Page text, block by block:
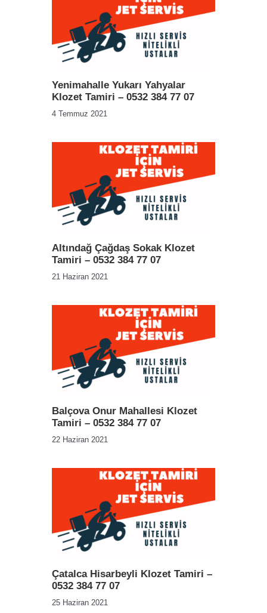
Yenimahalle Yukarı Yahyalar
Klozet Tamiri – 0532 384 77 07
4 Temmuz 2021
Altındağ Çağdaş Sokak Klozet
Tamiri – 0532 384 77 07
21 Haziran 2021
Balçova Onur Mahallesi Klozet
Tamiri – 0532 384 77 07
22 Haziran 2021
Çatalca Hisarbeyli Klozet Tamiri –
0532 384 77 07
25 Haziran 2021